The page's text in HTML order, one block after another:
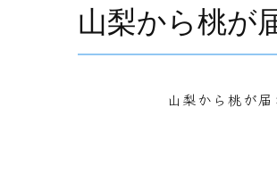
山梨から桃が
山梨から桃が届